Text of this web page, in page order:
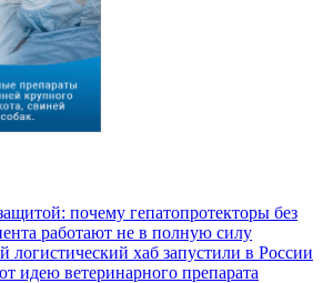
почему гепатопротекторы без
работают не в полную силу
хаб запустили в России
идею ветеринарного препарата